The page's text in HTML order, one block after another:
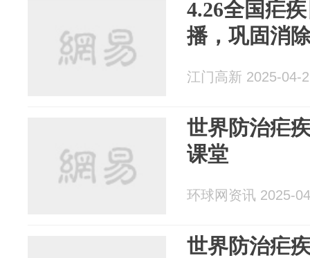
4.26全国疟
播，巩固消
江门高新 2025-04-
世界防治疟
课堂
环球网资讯 2025-
世界防治疟